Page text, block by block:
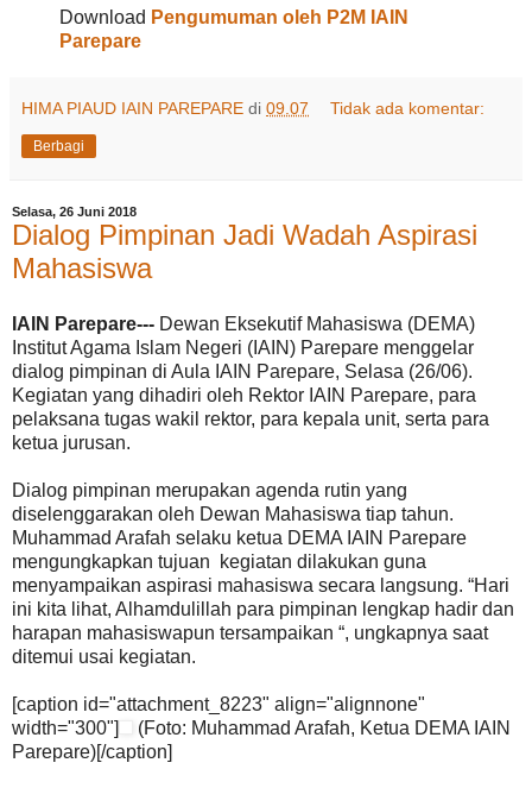
Download Pengumuman oleh P2M IAIN
Parepare
HIMA PIAUD IAIN PAREPARE di 09.07 Tidak ada komentar:
Berbagi
Selasa, 26 Juni 2018
Dialog Pimpinan Jadi Wadah Aspirasi
Mahasiswa
IAIN Parepare--- Dewan Eksekutif Mahasiswa (DEMA)
Institut Agama Islam Negeri (IAIN) Parepare menggelar
dialog pimpinan di Aula IAIN Parepare, Selasa (26/06).
Kegiatan yang dihadiri oleh Rektor IAIN Parepare, para
pelaksana tugas wakil rektor, para kepala unit, serta para
ketua jurusan.
Dialog pimpinan merupakan agenda rutin yang
diselenggarakan oleh Dewan Mahasiswa tiap tahun.
Muhammad Arafah selaku ketua DEMA IAIN Parepare
mengungkapkan tujuan kegiatan dilakukan guna
menyampaikan aspirasi mahasiswa secara langsung. “Hari
ini kita lihat, Alhamdulillah para pimpinan lengkap hadir dan
harapan mahasiswapun tersampaikan “, ungkapnya saat
ditemui usai kegiatan.
[caption id="attachment_8223" align="alignnone"
width="300"]
(Foto: Muhammad Arafah, Ketua DEMA IAIN
Parepare)[/caption]